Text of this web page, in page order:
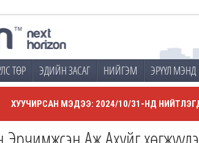
ТӨР ЭДИЙН ЗАСАГ НИЙГЭМ ЭРҮҮЛ МЭНД
ХУУЧИРСАН МЭДЭЭ: 2024/10/31-НД